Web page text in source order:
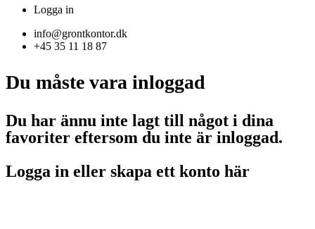
Logga in
info@grontkontor.dk
+45 35 11 18 87
Du måste vara inloggad
Du har ännu inte lagt till något i dina
favoriter eftersom du inte är inloggad.
Logga in eller skapa ett konto här